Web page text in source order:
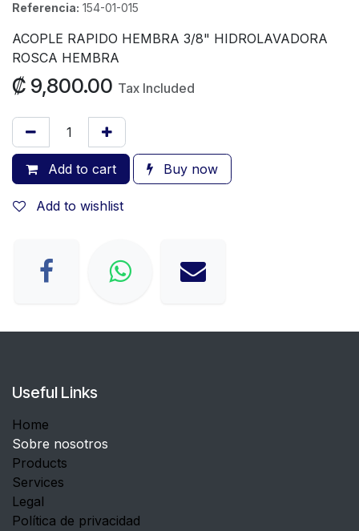
Referencia: 154-01-015
ACOPLE RAPIDO HEMBRA 3/8" HIDROLAVADORA
ROSCA HEMBRA
₡ 9,800.00 Tax Included
Add to cart Buy now
Add to wishlist
Useful Links
Home
Sobre nosotros
Products
Services
Legal
Política de privacidad